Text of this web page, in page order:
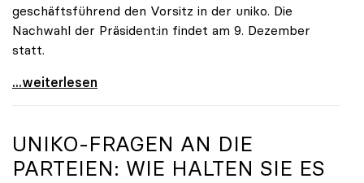
geschäftsführend den Vorsitz in der uniko. Die
Nachwahl der Präsident:in findet am 9. Dezember
statt.
Vitouch-Nachfolge: Kunstuni Linz-Rektorin Brigitte
...weiterlesen
UNIKO-FRAGEN AN DIE
PARTEIEN: WIE HALTEN SIE ES